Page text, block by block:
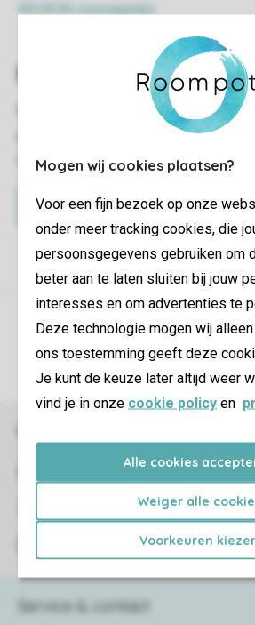
Mogen wij cookies plaatsen?
Voor een fijn bezoek op onze
onder meer tracking cookies, die
persoonsgegevens gebruiken om
beter aan te laten sluiten bij jouw
interesses en om advertenties te
Deze technologie mogen wij
ons toestemming geeft deze
Je kunt de keuze later altijd weer
vind je in onze cookie policy en
Alle cookies
Weiger alle
Voorkeuren
RECRON voorwaarden
Meer informatie
Wil je meer informatie ontvangen? Of
gewekt en wil je een eigen jaarplaats
Lunsbergen?
Neem contact op
Controle over jouw
Instellingen
SSL certificaat
Veilige gegevensoverdracht
Service & contact